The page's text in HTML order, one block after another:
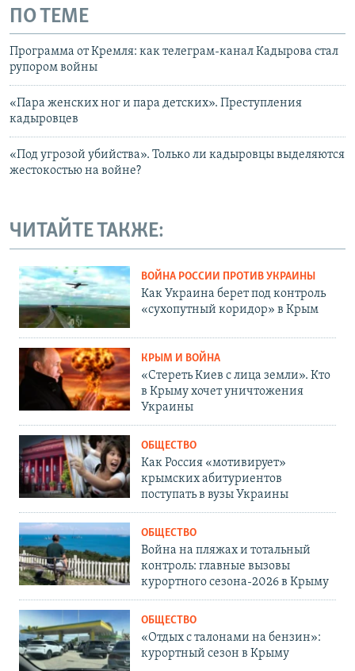
ПО ТЕМЕ
Программа от Кремля: как телеграм-канал Кадырова стал
рупором войны
«Пара женских ног и пара детских». Преступления
кадыровцев
«Под угрозой убийства». Только ли кадыровцы выделяются
жестокостью на войне?
ЧИТАЙТЕ ТАКЖЕ:
ВОЙНА РОССИИ ПРОТИВ УКРАИНЫ
Как Украина берет под контроль
«сухопутный коридор» в Крым
КРЫМ И ВОЙНА
«Стереть Киев с лица земли». Кто
в Крыму хочет уничтожения
Украины
ОБЩЕСТВО
Как Россия «мотивирует»
крымских абитуриентов
поступать в вузы Украины
ОБЩЕСТВО
Война на пляжах и тотальный
контроль: главные вызовы
курортного сезона-2026 в Крыму
ОБЩЕСТВО
«Отдых с талонами на бензин»:
курортный сезон в Крыму